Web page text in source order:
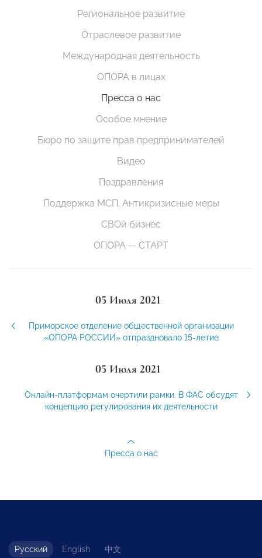
Региональное развитие
Отраслевое развитие
Международная деятельность
ОПОРА в лицах
Пресса о нас
Особое мнение
Бюро по защите прав предпринимателей
Видео
Поздравления
Поддержка МСП. Антикризисные меры
СВОй бизнес
ОПОРА — СТАРТ
05 Июля 2021
Приморское отделение общественной организации
«ОПОРА РОССИИ» отпраздновало 15-летие
05 Июля 2021
Онлайн-платформам очертили рамки. В ФАС обсудят
концепцию регулирования их деятельности
Пресса о нас
Русский English 中文